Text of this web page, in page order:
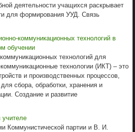
деятельности учащихся раскрывает
для формирования УУД. Связь
коммуникационных технологий в
обучении
технологий для
технологии (ИКТ) – это
и производственных процессов,
сбора, обработки, хранения и
Создание и развитие
учителе
Коммунистической партии и В. И.